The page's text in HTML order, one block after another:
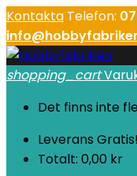
Kontakta Telefon:
shopping_cart
Det finns inte
Leverans Gratis!
Totalt: 0,00 kr